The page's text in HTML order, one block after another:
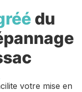
du
votre mise en